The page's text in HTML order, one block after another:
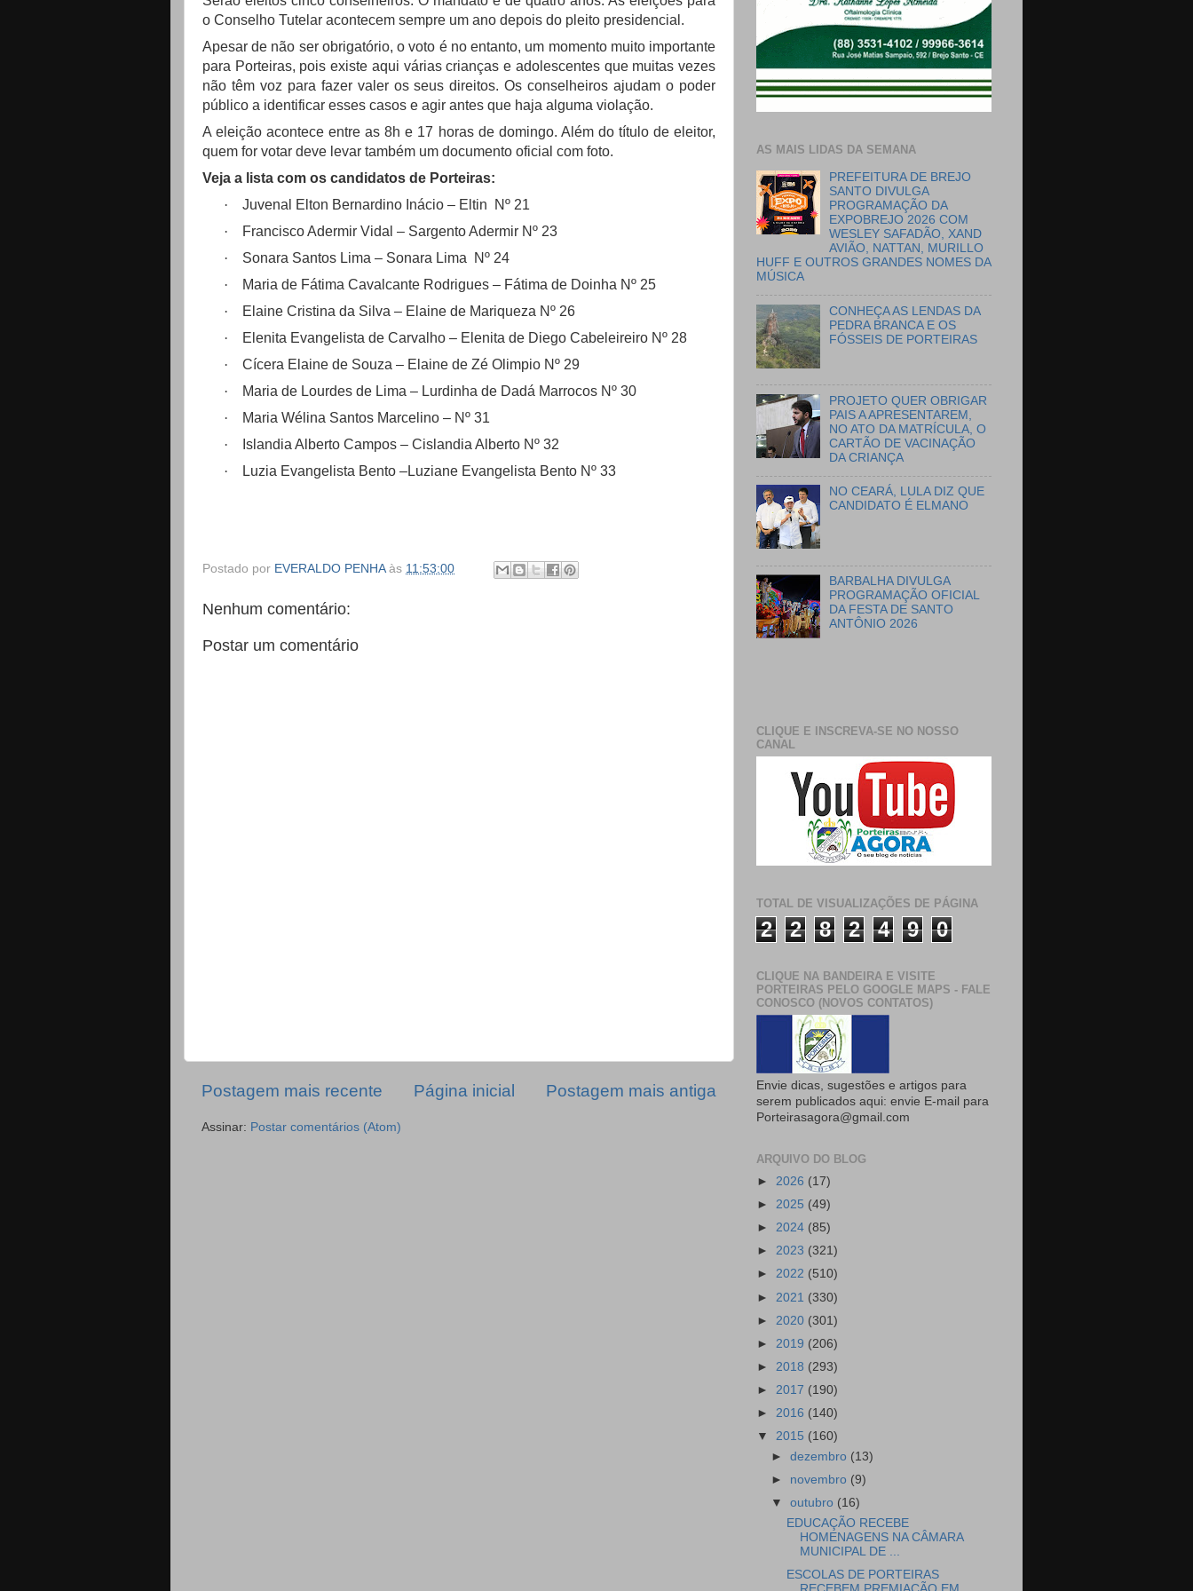
o Conselho Tutelar acontecem sempre um ano depois do pleito presidencial.
Apesar de não ser obrigatório, o voto é no entanto, um momento muito importante
para Porteiras, pois existe aqui várias crianças e adolescentes que muitas vezes
não têm voz para fazer valer os seus direitos. Os conselheiros ajudam o poder
público a identificar esses casos e agir antes que haja alguma violação.
A eleição acontece entre as 8h e 17 horas de domingo. Além do título de eleitor,
quem for votar deve levar também um documento oficial com foto.
Veja a lista com os candidatos de Porteiras:
·
Juvenal Elton Bernardino Inácio – Eltin Nº 21
·
Francisco Adermir Vidal – Sargento Adermir Nº 23
·
Sonara Santos Lima – Sonara Lima Nº 24
·
Maria de Fátima Cavalcante Rodrigues – Fátima de Doinha Nº 25
·
Elaine Cristina da Silva – Elaine de Mariqueza Nº 26
·
Elenita Evangelista de Carvalho – Elenita de Diego Cabeleireiro Nº 28
·
Cícera Elaine de Souza – Elaine de Zé Olimpio Nº 29
·
Maria de Lourdes de Lima – Lurdinha de Dadá Marrocos Nº 30
·
Maria Wélina Santos Marcelino – Nº 31
·
Islandia Alberto Campos – Cislandia Alberto Nº 32
·
Luzia Evangelista Bento –Luziane Evangelista Bento Nº 33
Postado por EVERALDO PENHA às 11:53:00
Nenhum comentário:
Postar um comentário
Postagem mais recente Postagem mais antiga
Página inicial
Assinar: Postar comentários (Atom)
AS MAIS LIDAS DA SEMANA
PREFEITURA DE BREJO
SANTO DIVULGA
PROGRAMAÇÃO DA
EXPOBREJO 2026 COM
WESLEY SAFADÃO, XAND
AVIÃO, NATTAN, MURILLO
HUFF E OUTROS GRANDES NOMES DA
MÚSICA
CONHEÇA AS LENDAS DA
PEDRA BRANCA E OS
FÓSSEIS DE PORTEIRAS
PROJETO QUER OBRIGAR
PAIS A APRESENTAREM,
NO ATO DA MATRÍCULA, O
CARTÃO DE VACINAÇÃO
DA CRIANÇA
NO CEARÁ, LULA DIZ QUE
CANDIDATO É ELMANO
BARBALHA DIVULGA
PROGRAMAÇÃO OFICIAL
DA FESTA DE SANTO
ANTÔNIO 2026
CLIQUE E INSCREVA-SE NO NOSSO
CANAL
TOTAL DE VISUALIZAÇÕES DE PÁGINA
2 2 8 2 4 9 0
CLIQUE NA BANDEIRA E VISITE
PORTEIRAS PELO GOOGLE MAPS - FALE
CONOSCO (NOVOS CONTATOS)
Envie dicas, sugestões e artigos para
serem publicados aqui: envie E-mail para
Porteirasagora@gmail.com
ARQUIVO DO BLOG
► 2026 (17)
► 2025 (49)
► 2024 (85)
► 2023 (321)
► 2022 (510)
► 2021 (330)
► 2020 (301)
► 2019 (206)
► 2018 (293)
► 2017 (190)
► 2016 (140)
▼ 2015 (160)
►dezembro (13)
► novembro (9)
▼outubro (16)
EDUCAÇÃO RECEBE
HOMENAGENS NA CÂMARA
MUNICIPAL DE ...
ESCOLAS DE PORTEIRAS